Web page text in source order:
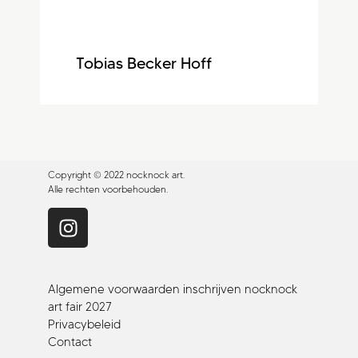
Tobias Becker Hoff
Copyright © 2022 nocknock art.
Alle rechten voorbehouden.
Algemene voorwaarden inschrijven nocknock
art fair 2027
Privacybeleid
Contact